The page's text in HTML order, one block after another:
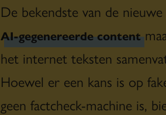
De bekendste van de
AI-gegenereerde content
het internet teksten
Hoewel er een kans is op
geen factcheck-machine is,